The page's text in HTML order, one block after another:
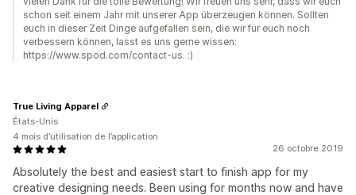
schon seit einem Jahr mit unserer App überzeugen können. Sollten
euch in dieser Zeit Dinge aufgefallen sein, die wir für euch noch
verbessern können, lasst es uns gerne wissen:
https://www.spod.com/contact-us. :)
26 octobre 2019
Absolutely the best and easiest start to finish app for my
creative designing needs. Been using for months now and have
True Living Apparel
États-Unis
4 mois d’utilisation de l’application